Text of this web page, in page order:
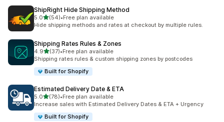
ShipRight Hide Shipping Method
5.0별 5개 중
(54)
총 리뷰 54개
•Free plan available
Hide shipping methods and rates at checkout by multiple rules.
Shipping Rates Rules & Zones
4.9별 5개 중
(37)
총 리뷰 37개
•Free plan available
Shipping rates rules & custom shipping zones by postcodes
Built for Shopify
Estimated Delivery Date & ETA
5.0별 5개 중
(78)
총 리뷰 78개
•Free plan available
Increase sales with Estimated Delivery Dates & ETA + Urgency
Built for Shopify